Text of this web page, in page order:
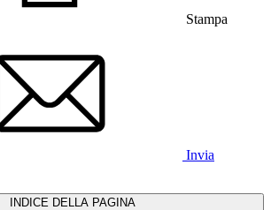
Stampa
Invia
INDICE DELLA PAGINA